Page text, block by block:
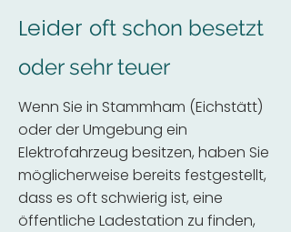
Leider oft schon besetzt
oder sehr teuer
Wenn Sie in Stammham (Eichstätt)
oder der Umgebung ein
Elektrofahrzeug besitzen, haben Sie
möglicherweise bereits festgestellt,
dass es oft schwierig ist, eine
öffentliche Ladestation zu finden,